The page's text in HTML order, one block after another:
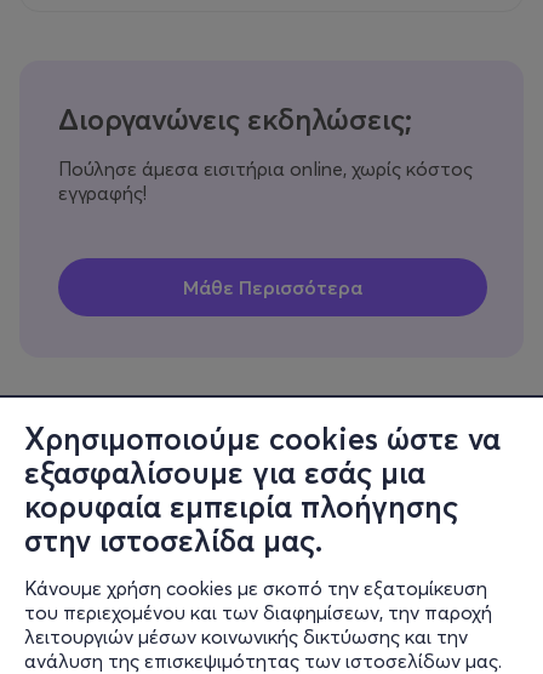
Χρησιμοποιούμε cookies ώστε να
εξασφαλίσουμε για εσάς μια
κορυφαία εμπειρία πλοήγησης
στην ιστοσελίδα μας.
Κάνουμε χρήση cookies με σκοπό την εξατομίκευση
του περιεχομένου και των διαφημίσεων, την παροχή
λειτουργιών μέσων κοινωνικής δικτύωσης και την
ανάλυση της επισκεψιμότητας των ιστοσελίδων μας.
Διοργανώνεις εκδηλώσεις;
Πούλησε άμεσα εισιτήρια online, χωρίς κόστος
εγγραφής!
Πληροφορίες
Υποστήριξη
Stay Connected